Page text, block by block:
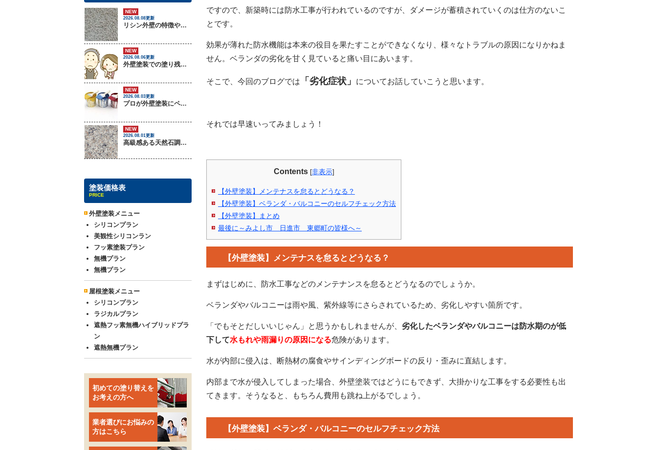
ですので、新築時には防水工事が行われているのですが、ダメージが蓄積されていくのは仕方のないこ
とです。
効果が薄れた防水機能は本来の役目を果たすことができなくなり、様々なトラブルの原因になりかねま
せん。ベランダの劣化を甘く見ていると痛い目にあいます。
そこで、今回のブログでは 「劣化症状」 についてお話していこうと思います。
それでは早速いってみましょう！
Contents [非表示]
【外壁塗装】メンテナスを怠るとどうなる？
【外壁塗装】ベランダ・バルコニーのセルフチェック方法
【外壁塗装】まとめ
最後に～みよし市 日進市 東郷町の皆様へ～
【外壁塗装】メンテナスを怠るとどうなる？
まずはじめに、防水工事などのメンテナンスを怠るとどうなるのでしょうか。
ベランダやバルコニーは雨や風、紫外線等にさらされているため、劣化しやすい箇所です。
「でもそとだしいいじゃん」と思うかもしれませんが、 劣化したベランダやバルコニーは防水期のが低
下して水もれや雨漏りの原因になる危険があります。
水が内部に侵入は、断熱材の腐食やサインディングボードの反り・歪みに直結します。
内部まで水が侵入してしまった場合、外壁塗装ではどうにもできず、大掛かりな工事をする必要性も出
てきます。そうなると、もちろん費用も跳ね上がるでしょう。
【外壁塗装】ベランダ・バルコニーのセルフチェック方法
NEW
2026.08.08更新
リシン外壁の特徴やメンテナンス方法を紹介！
NEW
2026.08.06更新
外壁塗装での塗り残しトラブルについて
NEW
2026.08.03更新
プロが外壁塗装にペンキをしない理由
NEW
2026.08.01更新
高級感ある天然石調外壁について
塗装価格表
PRICE
外壁塗装メニュー
シリコンプラン
美観性シリコンラン
フッ素塗装プラン
無機プラン
無機プラン
屋根塗装メニュー
シリコンプラン
ラジカルプラン
遮熱フッ素無機ハイブリッドプラ
ン
遮熱無機プラン
初めての塗り替えを
お考えの方へ
業者選びにお悩みの
方はこちら